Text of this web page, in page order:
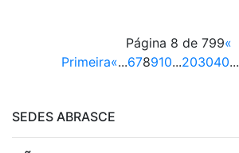
Página 8 de 799«
Primeira«...678910...203040...
SEDES ABRASCE